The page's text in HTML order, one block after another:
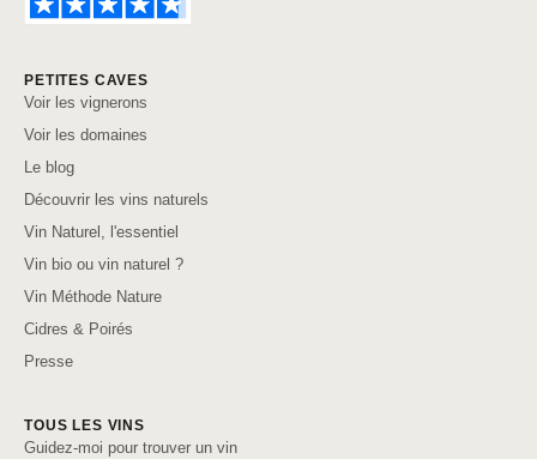
PETITES CAVES
Voir les vignerons
Voir les domaines
Le blog
Découvrir les vins naturels
Vin Naturel, l'essentiel
Vin bio ou vin naturel ?
Vin Méthode Nature
Cidres & Poirés
Presse
TOUS LES VINS
Guidez-moi pour trouver un vin